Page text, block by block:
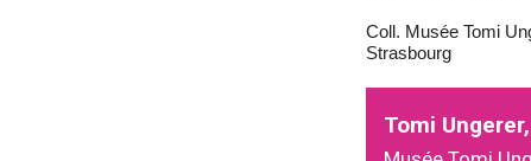
Coll. Musée Tomi
Strasbourg
Tomi